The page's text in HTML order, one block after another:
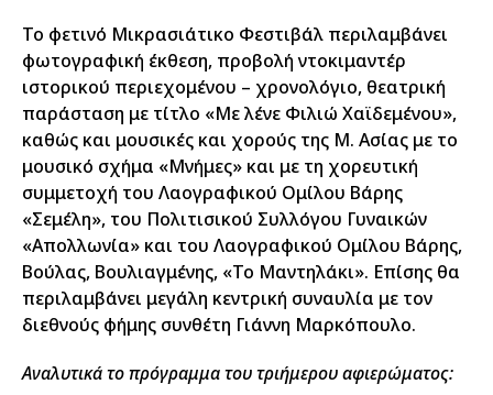
Το φετινό Μικρασιάτικο Φεστιβάλ περιλαμβάνει
φωτογραφική έκθεση, προβολή ντοκιμαντέρ
ιστορικού περιεχομένου – χρονολόγιο, θεατρική
παράσταση με τίτλο «Με λένε Φιλιώ Χαϊδεμένου»,
καθώς και μουσικές και χορούς της Μ. Ασίας με το
μουσικό σχήμα «Μνήμες» και με τη χορευτική
συμμετοχή του Λαογραφικού Ομίλου Βάρης
«Σεμέλη», του Πολιτισικού Συλλόγου Γυναικών
«Aπολλωνία» και του Λαογραφικού Ομίλου Βάρης,
Βούλας, Βουλιαγμένης, «Το Μαντηλάκι». Επίσης θα
περιλαμβάνει μεγάλη κεντρική συναυλία με τον
διεθνούς φήμης συνθέτη Γιάννη Μαρκόπουλο.
Αναλυτικά το πρόγραμμα του τριήμερου αφιερώματος: